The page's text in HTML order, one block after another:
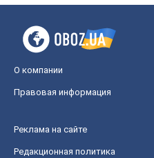
О компании
Правовая информация
Реклама на сайте
Редакционная политика